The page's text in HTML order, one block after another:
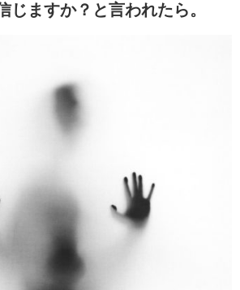
じますか？と言われたら。